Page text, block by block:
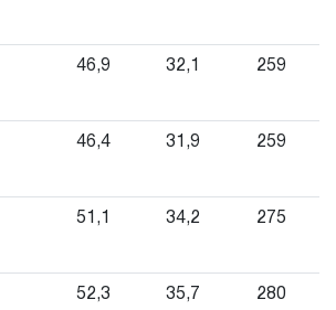
46,9 32,1 259
46,4 31,9 259
51,1 34,2 275
52,3 35,7 280
который для торговых
и CARBON® составляет
месяцев со дня начала
инструмент, включающий
съемники для шарнирных
замены консистентных смазок и т.п.